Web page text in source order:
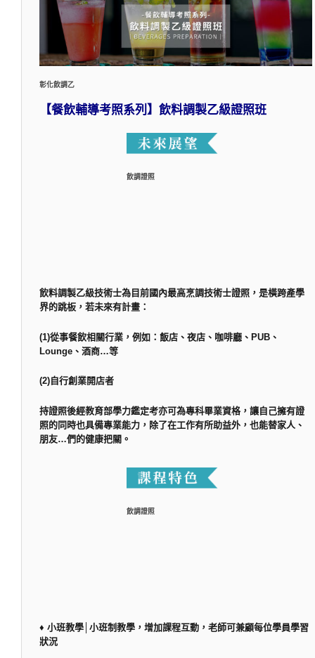
彰化飲調乙
【餐飲輔導考照系列】飲料調製乙級證照班
飲調證照
飲料調製乙級技術士為目前國內最高烹調技術士證照，是橫跨產學
界的跳板，若未來有計畫：
(1)從事餐飲相關行業，例如：飯店、夜店、咖啡廳、PUB、
Lounge、酒商…等
(2)自行創業開店者
持證照後經教育部學力鑑定考亦可為專科畢業資格，讓自己擁有證
照的同時也具備專業能力，除了在工作有所助益外，也能替家人、
朋友…們的健康把關。
飲調證照
♦ 小班教學│小班制教學，增加課程互動，老師可兼顧每位學員學習
狀況